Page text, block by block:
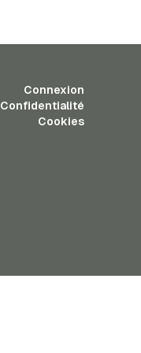
Connexion
Confidentialité
Cookies